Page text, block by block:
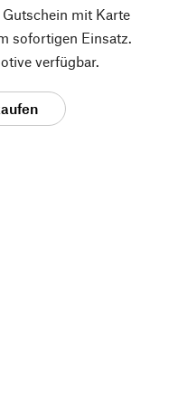
mit Karte
sofortigen Einsatz.
verfügbar.